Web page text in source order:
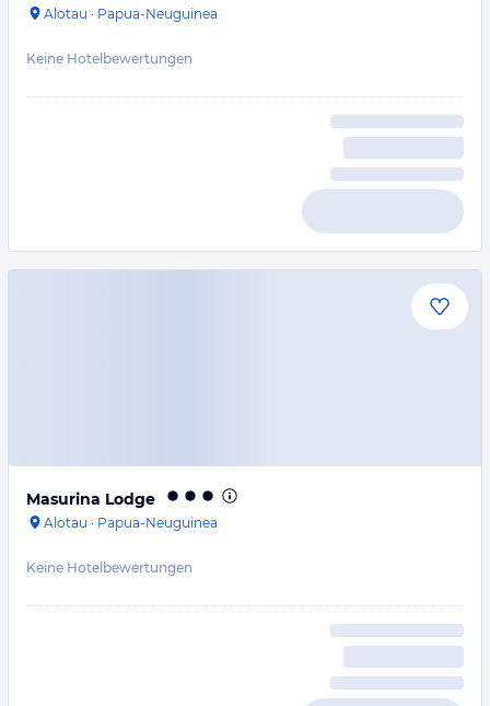
Alotau · Papua-Neuguinea
Keine Hotelbewertungen
Masurina Lodge
Alotau · Papua-Neuguinea
Keine Hotelbewertungen